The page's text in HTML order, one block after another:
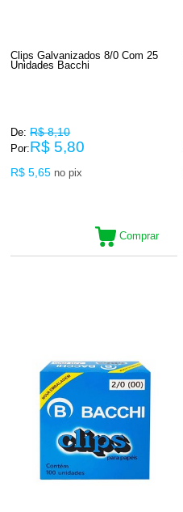
Clips Galvanizados 8/0 Com 25
Unidades Bacchi
De: R$ 8,10
Por:R$ 5,80
R$ 5,65 no pix
Comprar